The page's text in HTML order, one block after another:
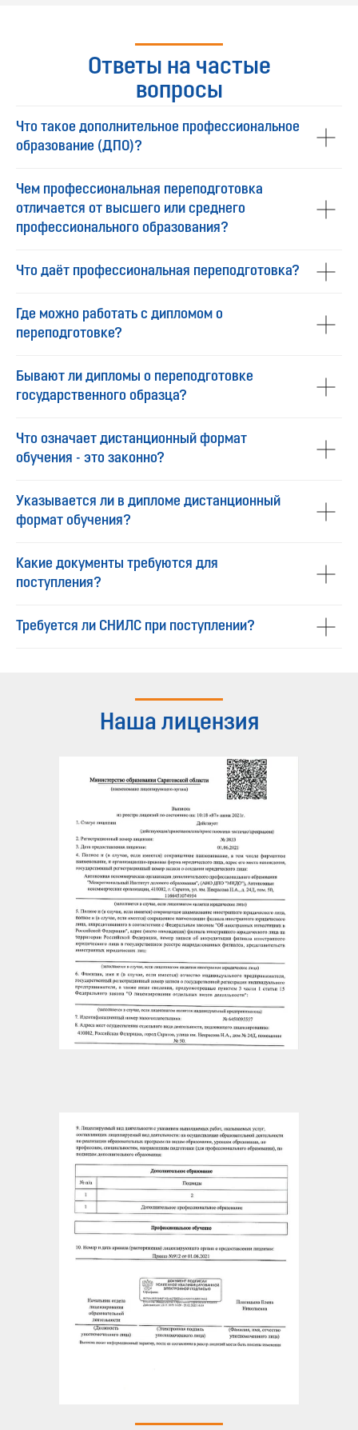
Ответы на частые
вопросы
Что такое дополнительное профессиональное
образование (ДПО)?
Чем профессиональная переподготовка
отличается от высшего или среднего
профессионального образования?
Что даёт профессиональная переподготовка?
Где можно работать с дипломом о
переподготовке?
Бывают ли дипломы о переподготовке
государственного образца?
Что означает дистанционный формат
обучения - это законно?
Указывается ли в дипломе дистанционный
формат обучения?
Какие документы требуются для
поступления?
Требуется ли СНИЛС при поступлении?
Наша лицензия